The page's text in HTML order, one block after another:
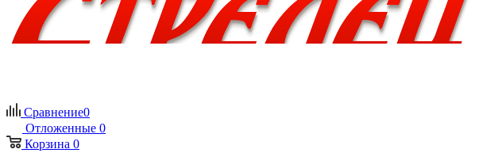
Сравнение0
Отложенные 0
Корзина 0